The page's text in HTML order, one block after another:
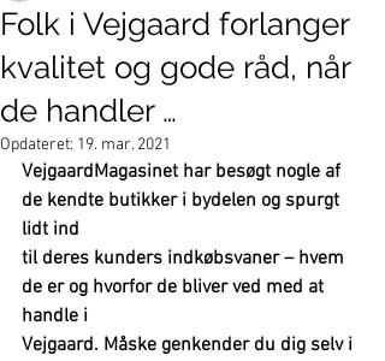
Folk i Vejgaard forlanger
kvalitet og gode råd, når
de handler …
Opdateret: 19. mar. 2021
VejgaardMagasinet har besøgt nogle af
de kendte butikker i bydelen og spurgt
lidt ind
til deres kunders indkøbsvaner – hvem
de er og hvorfor de bliver ved med at
handle i
Vejgaard. Måske genkender du dig selv i